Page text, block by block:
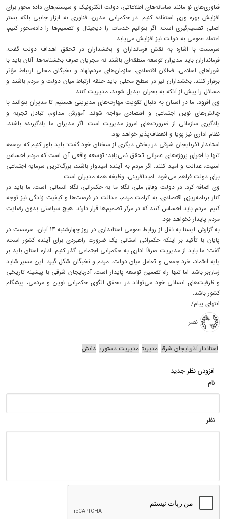
فناوری‌های نو مانند سامانه‌های اطلاعاتی، دولت الکترونیک و سیستم‌های داده ‌محور برای
افزایش بهره ‌وری استفاده کنیم. در حکمرانی مدرن، فناوری نه ابزار جانبی بلکه بستر
اصلی تصمیم‌گیری است. اگر بتوانیم خدمات را دیجیتال و تصمیم‌ها را داده‌محور کنیم،
اعتماد عمومی به دولت نیز افزایش می‌یابد.
سرمست با اشاره به نقش فرمانداران و بخشداران در تحقق اهداف دولت گفت:
فرمانداران باید مدیران توسعه منطقه‌ای باشند نه مجریان صرف بخشنامه‌ها. آنان باید با
شوراهای اسلامی، فعالان اقتصادی، سازمان‌های مردم‌نهاد و نخبگان محلی ارتباط مؤثر
برقرار کنند. بخشداران نیز در سطح محلی باید حلقه ارتباط میان دولت و مردم باشند و
مسائل را پیش از آنکه به بحران تبدیل شوند، مدیریت کنند.
وی افزود: ما در استان به دنبال تقویت مهارت‌های مدیریتی هستیم تا مدیران بتوانند با
چالش‌های نوین اجتماعی و اقتصادی مواجه شوند. آموزش مداوم، تبادل تجربه و
یادگیری سازمانی از ضرورت‌های امروز مدیریت است. اگر مدیران ما یادگیرنده باشند،
نظام اداری نیز پویا و انعطاف‌پذیر خواهد بود.
استاندار آذربایجان شرقی در بخش دیگری از سخنان خود گفت: باید باور کنیم که توسعه
تنها با اجرای پروژه‌های عمرانی تحقق نمی‌یابد؛ توسعه واقعی آن است که مردم احساس
امنیت، عدالت و امید کنند. اگر مردم به آینده امیدوار باشند، بزرگ‌ترین سرمایه اجتماعی
برای دولت فراهم می‌شود. امیدآفرینی، وظیفه همه مدیران است.
وی اضافه کرد: در دولت وفاق ملی، نگاه ما به حکمرانی، نگاه انسانی است. ما باید در
کنار برنامه‌ریزی اقتصادی، به کرامت مردم، عدالت در فرصت‌ها و کیفیت زندگی نیز توجه
کنیم. مردم باید احساس کنند که در مرکز تصمیم‌ها قرار دارند. هیچ سیاستی بدون رضایت
مردم پایدار نخواهد بود.
به گزارش ایسنا به نقل از روابط عمومی استانداری در روز چهارشنبه 14 آبان، سرمست در
پایان با تأکید بر اینکه حکمرانی استانی یک ضرورت راهبردی برای آینده کشور است،
گفت: ما باید از مدیریت صرفاً اداری به حکمرانی اجتماعی گذر کنیم. اداره استان باید بر
پایه اعتماد، خرد جمعی و تعامل میان دولت، مردم و نخبگان شکل گیرد. این مسیر شاید
زمان‌بر باشد اما تنها راه تضمین توسعه پایدار است. آذربایجان شرقی با پیشینه تاریخی
و ظرفیت‌های انسانی خود می‌تواند در تحقق الگوی حکمرانی نوین و مردمی، پیشگام
کشور باشد.
انتهای پیام/
نصر
استاندار آذربایجان شرقی مدیریت مدیریت دستوری دانش
افزودن نظر جدید
نام
نظر